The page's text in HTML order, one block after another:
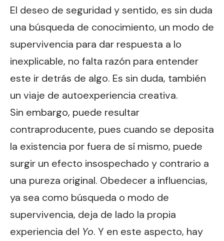
El deseo de seguridad y sentido, es sin duda
una búsqueda de conocimiento, un modo de
supervivencia para dar respuesta a lo
inexplicable, no falta razón para entender
este ir detrás de algo. Es sin duda, también
un viaje de autoexperiencia creativa.
Sin embargo, puede resultar
contraproducente, pues cuando se deposita
la existencia por fuera de sí mismo, puede
surgir un efecto insospechado y contrario a
una pureza original. Obedecer a influencias,
ya sea como búsqueda o modo de
supervivencia, deja de lado la propia
experiencia del Yo. Y en este aspecto, hay